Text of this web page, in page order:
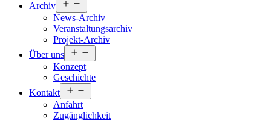
Archiv
öffnen
News-Archiv
Veranstaltungsarchiv
Projekt-Archiv
Über uns
öffnen
Konzept
Geschichte
Kontakt
öffnen
Anfahrt
Zugänglichkeit